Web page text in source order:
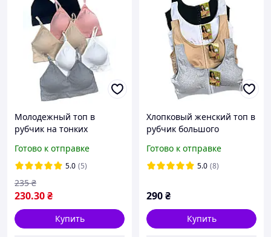
Молодежный топ в
рубчик на тонких
вкладышами S-M L-XL
OUNO. Удобный топ.
Готово к отправке
5.0 (5)
230.30₴
235 ₴
Купить
Хлопковый женский топ в
рубчик большого
вкладышами на широких
бретелях 4 XL. 5 XL. 6 XL
Готово к отправке
5.0 (8)
290₴
Купить